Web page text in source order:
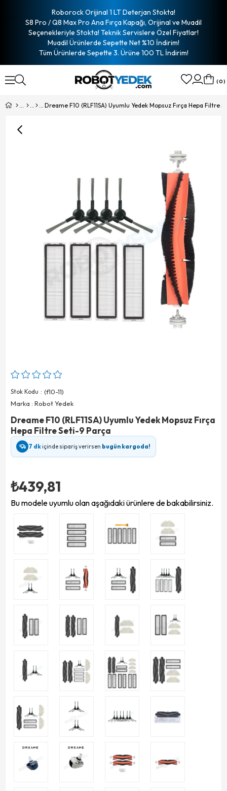
Roborock Orijinal 1 LT Deterjan Stokta!
S8 Pro / Q8 Max Pro Ana Fırça Kapağı, Orijinal ve Muadil
Seçenekleriyle Stokta! Teknik Servislere Özel Fiyatlar!
Muadil Ürünlerde Sepette Net %10 İndirim!
Tüm Ürünlerde Sepette 3. Ürüne 100 TL İndirim!
0
Dreame F10 (RLF11SA) Uyumlu Yedek Mopsuz Fırça Hepa Filtre
Stok Kodu
(f10-11)
Marka : Robot Yedek
Dreame F10 (RLF11SA) Uyumlu Yedek Mopsuz Fırça
Hepa Filtre Seti-9 Parça
7 dkiçinde sipariş verirsen bugün kargoda!
₺439,81
Bu modele uyumlu olan aşağıdaki ürünlere de bakabilirsiniz.